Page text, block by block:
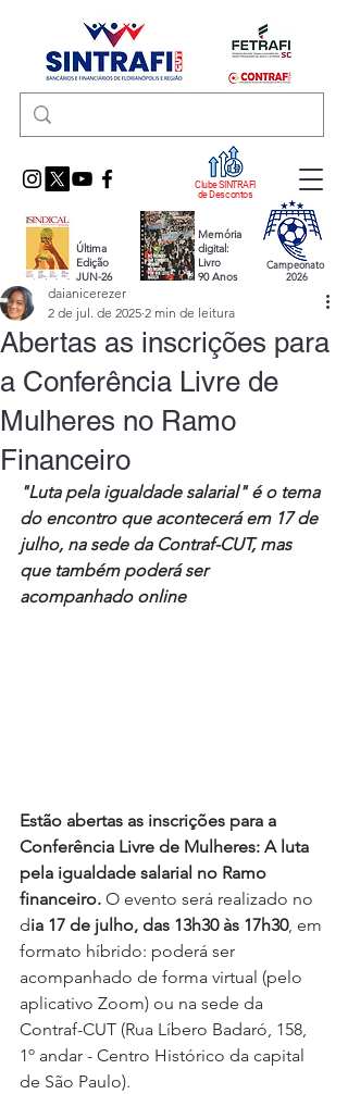
Clube SINTRAFI
de Descontos
Última
Edição
JUN-26
Memória
digital:
Livro
90 Anos
Campeonato
2026
Abertas as inscrições para
a Conferência Livre de
Mulheres no Ramo
Financeiro
daianicerezer
2 de jul. de 2025 2 min de leitura
"Luta pela igualdade salarial" é o tema
do encontro que acontecerá em 17 de
julho, na sede da Contraf-CUT, mas
que também poderá ser
acompanhado online
Estão abertas as inscrições para a
Conferência Livre de Mulheres: A luta
pela igualdade salarial no Ramo
financeiro. O evento será realizado no
dia 17 de julho, das 13h30 às 17h30, em
formato híbrido: poderá ser
acompanhado de forma virtual (pelo
aplicativo Zoom) ou na sede da
Contraf-CUT (Rua Líbero Badaró, 158,
1º andar - Centro Histórico da capital
de São Paulo).